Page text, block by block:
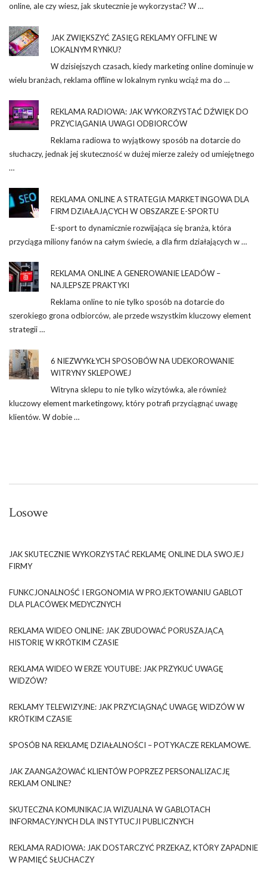
online, ale czy wiesz, jak skutecznie je wykorzystać? W …
JAK ZWIĘKSZYĆ ZASIĘG REKLAMY OFFLINE W
LOKALNYM RYNKU?
W dzisiejszych czasach, kiedy marketing online dominuje w
wielu branżach, reklama offline w lokalnym rynku wciąż ma do …
REKLAMA RADIOWA: JAK WYKORZYSTAĆ DŹWIĘK DO
PRZYCIĄGANIA UWAGI ODBIORCÓW
Reklama radiowa to wyjątkowy sposób na dotarcie do
słuchaczy, jednak jej skuteczność w dużej mierze zależy od umiejętnego
…
REKLAMA ONLINE A STRATEGIA MARKETINGOWA DLA
FIRM DZIAŁAJĄCYCH W OBSZARZE E-SPORTU
E-sport to dynamicznie rozwijająca się branża, która
przyciąga miliony fanów na całym świecie, a dla firm działających w …
REKLAMA ONLINE A GENEROWANIE LEADÓW –
NAJLEPSZE PRAKTYKI
Reklama online to nie tylko sposób na dotarcie do
szerokiego grona odbiorców, ale przede wszystkim kluczowy element
strategii …
6 NIEZWYKŁYCH SPOSOBÓW NA UDEKOROWANIE
WITRYNY SKLEPOWEJ
Witryna sklepu to nie tylko wizytówka, ale również
kluczowy element marketingowy, który potrafi przyciągnąć uwagę
klientów. W dobie …
Losowe
JAK SKUTECZNIE WYKORZYSTAĆ REKLAMĘ ONLINE DLA SWOJEJ
FIRMY
FUNKCJONALNOŚĆ I ERGONOMIA W PROJEKTOWANIU GABLOT
DLA PLACÓWEK MEDYCZNYCH
REKLAMA WIDEO ONLINE: JAK ZBUDOWAĆ PORUSZAJĄCĄ
HISTORIĘ W KRÓTKIM CZASIE
REKLAMA WIDEO W ERZE YOUTUBE: JAK PRZYKUĆ UWAGĘ
WIDZÓW?
REKLAMY TELEWIZYJNE: JAK PRZYCIĄGNĄĆ UWAGĘ WIDZÓW W
KRÓTKIM CZASIE
SPOSÓB NA REKLAMĘ DZIAŁALNOŚCI – POTYKACZE REKLAMOWE.
JAK ZAANGAŻOWAĆ KLIENTÓW POPRZEZ PERSONALIZACJĘ
REKLAM ONLINE?
SKUTECZNA KOMUNIKACJA WIZUALNA W GABLOTACH
INFORMACYJNYCH DLA INSTYTUCJI PUBLICZNYCH
REKLAMA RADIOWA: JAK DOSTARCZYĆ PRZEKAZ, KTÓRY ZAPADNIE
W PAMIĘĆ SŁUCHACZY